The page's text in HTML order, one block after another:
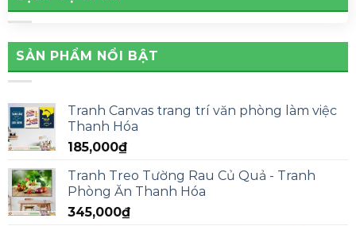
SẢN PHẨM NỔI BẬT
Tranh Canvas trang trí văn phòng làm việc
Thanh Hóa
185,000₫
Tranh Treo Tường Rau Củ Quả - Tranh
Phòng Ăn Thanh Hóa
345,000₫